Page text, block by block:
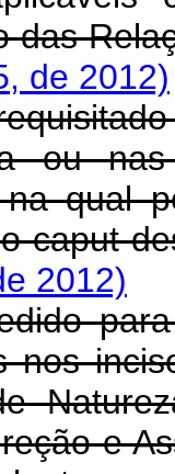
das
de 2012)
ou
qual
caput
2012)
nos
e